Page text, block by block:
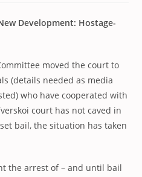
Development: Hostage-
moved the court to
(details needed as media
who have cooperated with
court has not caved in
bail, the situation has taken
the arrest of – and until bail